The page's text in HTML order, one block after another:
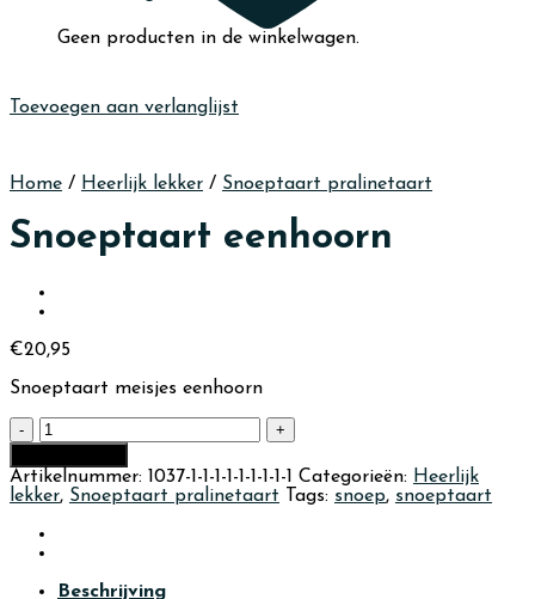
Geen producten in de winkelwagen.
Toevoegen aan verlanglijst
Home / Heerlijk lekker / Snoeptaart pralinetaart
Snoeptaart eenhoorn
€20,95
Snoeptaart meisjes eenhoorn
Snoeptaart
eenhoorn
aantal
Artikelnummer: 1037-1-1-1-1-1-1-1-1-1 Categorieën: Heerlijk
lekker, Snoeptaart pralinetaart Tags: snoep, snoeptaart
Beschrijving